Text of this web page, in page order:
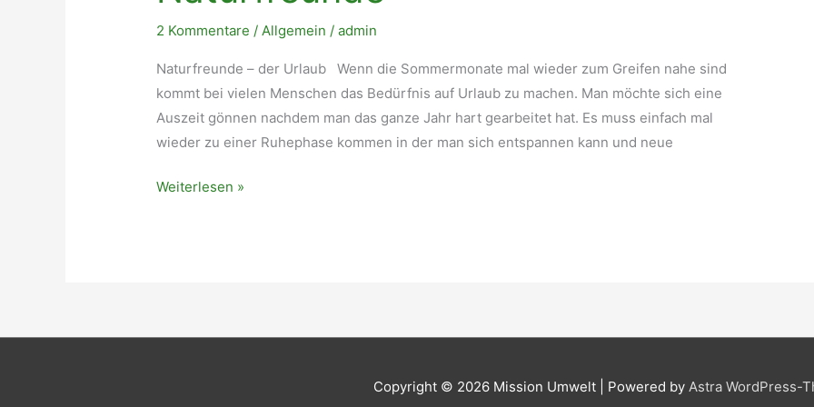
2 Kommentare / Allgemein /admin
Naturfreunde – der Urlaub Wenn die Sommermonate mal wieder zum Greifen nahe sind
kommt bei vielen Menschen das Bedürfnis auf Urlaub zu machen. Man möchte sich eine
Auszeit gönnen nachdem man das ganze Jahr hart gearbeitet hat. Es muss einfach mal
wieder zu einer Ruhephase kommen in der man sich entspannen kann und neue
Naturfreunde
Weiterlesen »
Copyright © 2026 Mission Umwelt | Powered by Astra WordPress-